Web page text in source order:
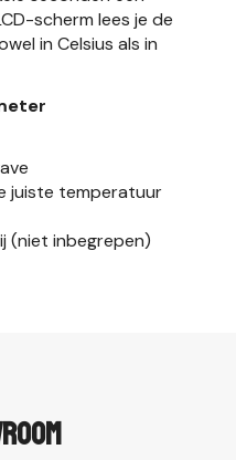
scherm lees je de
in Celsius als in
juiste temperatuur
(niet inbegrepen)